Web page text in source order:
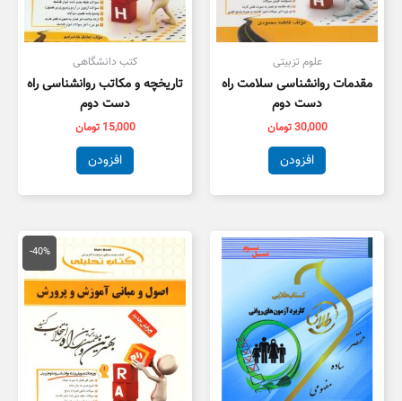
علوم تزبیتی
مقدمات روانشناسی سلامت راه
دست دوم
30,000تومان
افزودن
کتب دانشگاهی
تاریخچه و مکاتب روانشناسی راه
دست دوم
15,000 تومان
افزودن
-40%
قیمت
اصلی
134,000 تومان
بود.
قیمت
فعلی
است.